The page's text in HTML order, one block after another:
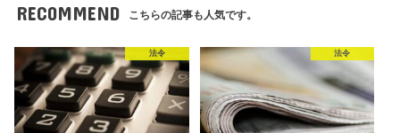
RECOMMEND こちらの記事も人気です。
法令 法令